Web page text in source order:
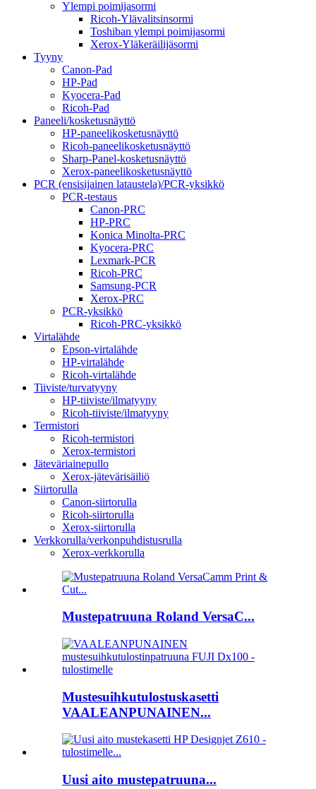
Ylempi poimijasormi
Ricoh-Ylävalitsinsormi
Toshiban ylempi poimijasormi
Xerox-Yläkeräilijäsormi
Tyyny
Canon-Pad
HP-Pad
Kyocera-Pad
Ricoh-Pad
Paneeli/kosketusnäyttö
HP-paneelikosketusnäyttö
Ricoh-paneelikosketusnäyttö
Sharp-Panel-kosketusnäyttö
Xerox-paneelikosketusnäyttö
PCR (ensisijainen lataustela)/PCR-yksikkö
PCR-testaus
Canon-PRC
HP-PRC
Konica Minolta-PRC
Kyocera-PRC
Lexmark-PCR
Ricoh-PRC
Samsung-PCR
Xerox-PRC
PCR-yksikkö
Ricoh-PRC-yksikkö
Virtalähde
Epson-virtalähde
HP-virtalähde
Ricoh-virtalähde
Tiiviste/turvatyyny
HP-tiiviste/ilmatyyny
Ricoh-tiiviste/ilmatyyny
Termistori
Ricoh-termistori
Xerox-termistori
Jäteväriainepullo
Xerox-jätevärisäiliö
Siirtorulla
Canon-siirtorulla
Ricoh-siirtorulla
Xerox-siirtorulla
Verkkorulla/verkonpuhdistusrulla
Xerox-verkkorulla
Mustepatruuna Roland VersaC...
Mustesuihkutulostuskasetti
VAALEANPUNAINEN...
Uusi aito mustepatruuna...